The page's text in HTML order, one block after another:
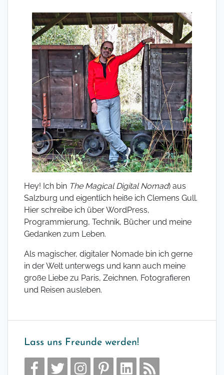
Hey! Ich bin The Magical Digital Nomad) aus
Salzburg und eigentlich heiße ich Clemens Gull.
Hier schreibe ich über WordPress,
Programmierung, Technik, Bücher und meine
Gedanken zum Leben.
Als magischer, digitaler Nomade bin ich gerne
in der Welt unterwegs und kann auch meine
große Liebe zu Paris, Zeichnen, Fotografieren
und Reisen ausleben.
Lass uns Freunde werden!